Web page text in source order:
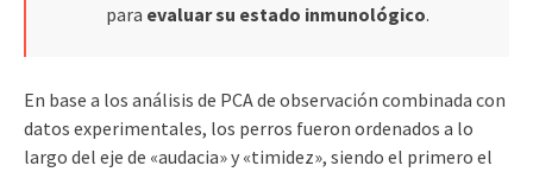
para evaluar su estado inmunológico.
En base a los análisis de PCA de observación combinada con
datos experimentales, los perros fueron ordenados a lo
largo del eje de «audacia» y «timidez», siendo el primero el